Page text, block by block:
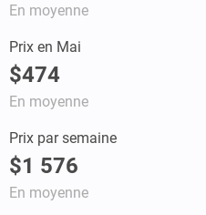
En moyenne
Prix en Mai
$474
En moyenne
Prix par semaine
$1 576
En moyenne